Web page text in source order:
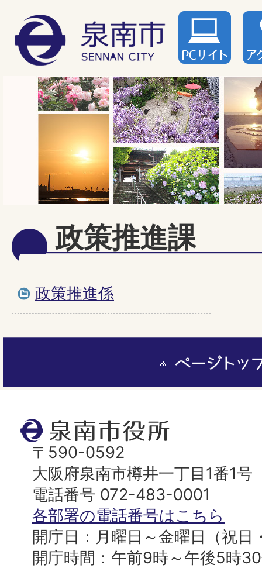
政策推進課
政策推進係
泉
南
市
役
所
〒590-0592
大阪府泉南市樽井一丁目1番1号
電話番号 072-483-0001
各部署の電話番号はこちら
開庁日：月曜日～金曜日（祝日
開庁時間：午前9時～午後5時